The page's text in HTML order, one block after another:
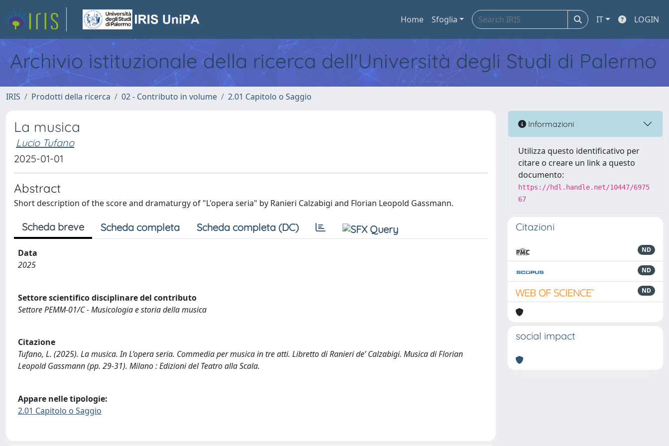
Home Sfoglia IT LOGIN
Archivio istituzionale della ricerca dell'Università degli Studi di Palermo
IRIS Prodotti della ricerca 02 - Contributo in volume 2.01 Capitolo o Saggio
La musica
Lucio Tufano
2025-01-01
Abstract
Short description of the score and dramaturgy of "L'opera seria" by Ranieri Calzabigi and Florian Leopold Gassmann.
Scheda breve Scheda completa Scheda completa (DC)
Data
2025
Settore scientifico disciplinare del contributo
Settore PEMM-01/C - Musicologia e storia della musica
Citazione
Tufano, L. (2025). La musica. In L’opera seria. Commedia per musica in tre atti. Libretto di Ranieri de’ Calzabigi. Musica di Florian
Leopold Gassmann (pp. 29-31). Milano : Edizioni del Teatro alla Scala.
Appare nelle tipologie:
2.01 Capitolo o Saggio
Informazioni
Utilizza questo identificativo per
citare o creare un link a questo
documento:
https://hdl.handle.net/10447/6975
67
Citazioni
ND
ND
ND
social impact